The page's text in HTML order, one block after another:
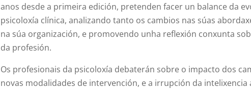
anos desde a primeira edición, pretenden facer un balance da
psicoloxía clínica, analizando tanto os cambios nas súas
na súa organización, e promovendo unha reflexión conxunta
da profesión.
Os profesionais da psicoloxía debaterán sobre o impacto dos
novas modalidades de intervención, e a irrupción da intelixencia